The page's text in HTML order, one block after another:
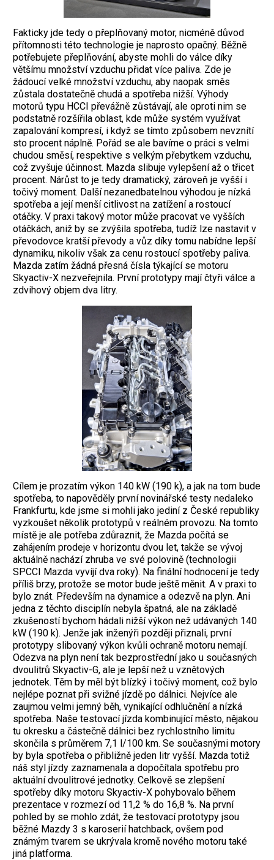
Fakticky jde tedy o přeplňovaný motor, nicméně důvod
přítomnosti této technologie je naprosto opačný. Běžně
potřebujete přeplňování, abyste mohli do válce díky
většímu množství vzduchu přidat více paliva. Zde je
žádoucí velké množství vzduchu, aby naopak směs
zůstala dostatečně chudá a spotřeba nižší. Výhody
motorů typu HCCI převážně zůstávají, ale oproti nim se
podstatně rozšířila oblast, kde může systém využívat
zapalování kompresí, i když se tímto způsobem nevznítí
sto procent náplně. Pořád se ale bavíme o práci s velmi
chudou směsí, respektive s velkým přebytkem vzduchu,
což zvyšuje účinnost. Mazda slibuje vylepšení až o třicet
procent. Nárůst to je tedy dramatický, zároveň je vyšší i
točivý moment. Další nezanedbatelnou výhodou je nízká
spotřeba a její menší citlivost na zatížení a rostoucí
otáčky. V praxi takový motor může pracovat ve vyšších
otáčkách, aniž by se zvýšila spotřeba, tudíž lze nastavit v
převodovce kratší převody a vůz díky tomu nabídne lepší
dynamiku, nikoliv však za cenu rostoucí spotřeby paliva.
Mazda zatím žádná přesná čísla týkající se motoru
Skyactiv-X nezveřejnila. První prototypy mají čtyři válce a
zdvihový objem dva litry.
Cílem je prozatím výkon 140 kW (190 k), a jak na tom bude
spotřeba, to napověděly první novinářské testy nedaleko
Frankfurtu, kde jsme si mohli jako jediní z České republiky
vyzkoušet několik prototypů v reálném provozu. Na tomto
místě je ale potřeba zdůraznit, že Mazda počítá se
zahájením prodeje v horizontu dvou let, takže se vývoj
aktuálně nachází zhruba ve své polovině (technologii
SPCCI Mazda vyvíjí dva roky). Na finální hodnocení je tedy
příliš brzy, protože se motor bude ještě měnit. A v praxi to
bylo znát. Především na dynamice a odezvě na plyn. Ani
jedna z těchto disciplín nebyla špatná, ale na základě
zkušeností bychom hádali nižší výkon než udávaných 140
kW (190 k). Jenže jak inženýři později přiznali, první
prototypy slibovaný výkon kvůli ochraně motoru nemají.
Odezva na plyn není tak bezprostřední jako u současných
dvoulitrů Skyactiv-G, ale je lepší než u vznětových
jednotek. Těm by měl být blízký i točivý moment, což bylo
nejlépe poznat při svižné jízdě po dálnici. Nejvíce ale
zaujmou velmi jemný běh, vynikající odhlučnění a nízká
spotřeba. Naše testovací jízda kombinující město, nějakou
tu okresku a částečně dálnici bez rychlostního limitu
skončila s průměrem 7,1 l/100 km. Se současnými motory
by byla spotřeba o přibližně jeden litr vyšší. Mazda totiž
náš styl jízdy zaznamenala a dopočítala spotřebu pro
aktuální dvoulitrové jednotky. Celkově se zlepšení
spotřeby díky motoru Skyactiv-X pohybovalo během
prezentace v rozmezí od 11,2 % do 16,8 %. Na první
pohled by se mohlo zdát, že testovací prototypy jsou
běžné Mazdy 3 s karoserií hatchback, ovšem pod
známým tvarem se ukrývala kromě nového motoru také
jiná platforma.